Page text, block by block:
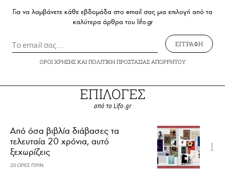
Για να λαμβάνετε κάθε εβδομάδα στο email σας μια επιλογή από τα
καλύτερα άρθρα του lifo.gr
ΕΓΓΡΑΦΗ
ΟΡΟΙ ΧΡΗΣΗΣΚΑΙ ΠΟΛΙΤΙΚΗ ΠΡΟΣΤΑΣΙΑΣ ΑΠΟΡΡΗΤΟΥ
ΕΠΙΛΟΓΕΣ
από το Lifo.gr
Από όσα βιβλία διάβασες τα
τελευταία 20 χρόνια, αυτό
ξεχωρίζεις
20 ΩΡΕΣ ΠΡΙΝ